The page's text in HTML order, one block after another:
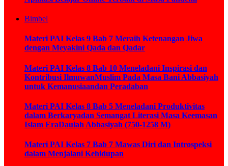
Bimbel
Materi PAI Kelas 9 Bab 7 Meraih Ketenangan Jiwa
dengan Meyakini Qada dan Qadar
Materi PAI Kelas 8 Bab 10 Meneladani Inspirasi dan
Kontribusi IlmuwanMuslim Pada Masa Bani Abbasiyah
untuk Kemanusiaandan Peradaban
Materi PAI Kelas 8 Bab 5 Meneladani Produktivitas
dalam Berkaryadan Semangat Literasi Masa Keemasan
Islam EraDaulah Abbasiyah (750-1258 M)
Materi PAI Kelas 7 Bab 7 Mawas Diri dan Introspeksi
dalam Menjalani Kehidupan